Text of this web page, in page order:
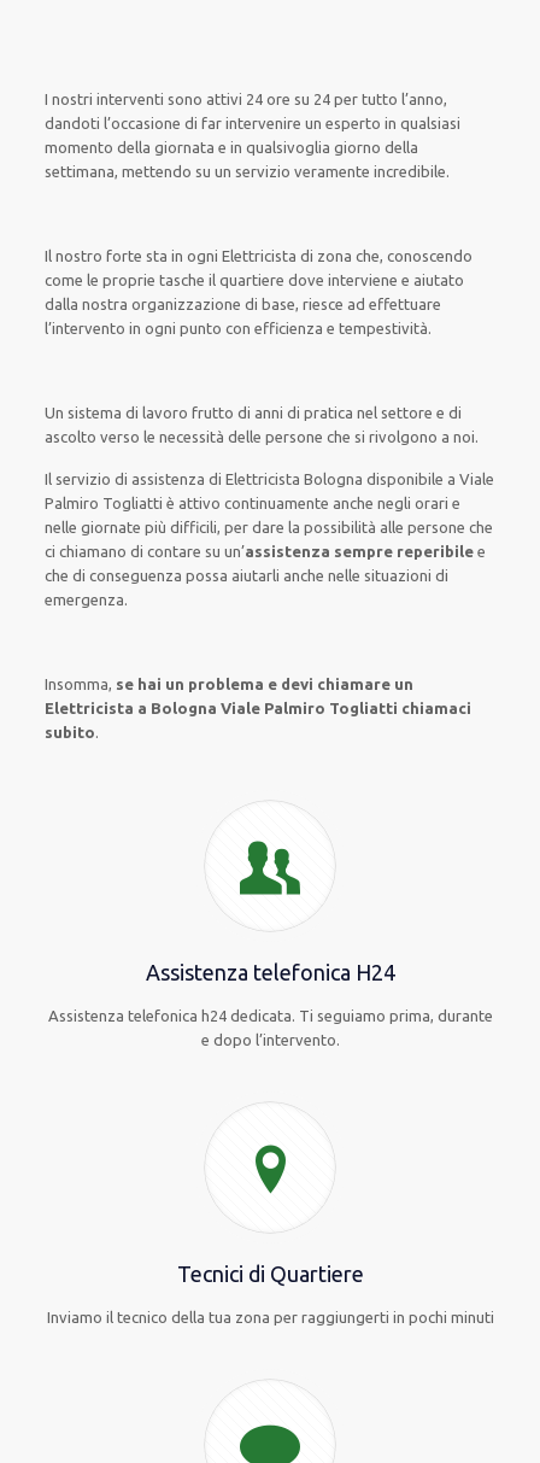
I nostri interventi sono attivi 24 ore su 24pertutto l’anno,
dandoti l’occasione di farintervenire unesperto inqualsiasi
momento della giornata e inqualsivoglia giorno della
settimana, mettendo su un servizioveramente incredibile.
Il nostro forte sta in ogni Elettricista di zona che, conoscendo
come le proprie tasche il quartiere dove interviene e aiutato
dalla nostra organizzazione di base, riesce ad effettuare
l’intervento in ogni punto con efficienza e tempestività.
Un sistema di lavoro frutto di anni di pratica nel settore e di
ascolto verso le necessitàdelle persone che si rivolgono a noi.
Il servizio di assistenza di Elettricista Bolognadisponibile a Viale
Palmiro Togliatti è attivo continuamente anchenegli orari e
nelle giornate piùdifficili, perdare la possibilità alle persone che
ci chiamano dicontare su un’assistenza sempre reperibile e
chedi conseguenza possa aiutarli anchenelle situazioni di
emergenza.
Insomma, se hai un problema e devi chiamare un
Elettricista a Bologna Viale Palmiro Togliatti chiamaci
subito.
Assistenza telefonica H24
Assistenza telefonica h24 dedicata. Ti seguiamo prima, durante
e dopo l’intervento.
Tecnici di Quartiere
Inviamo il tecnico della tua zona per raggiungerti in pochi minuti